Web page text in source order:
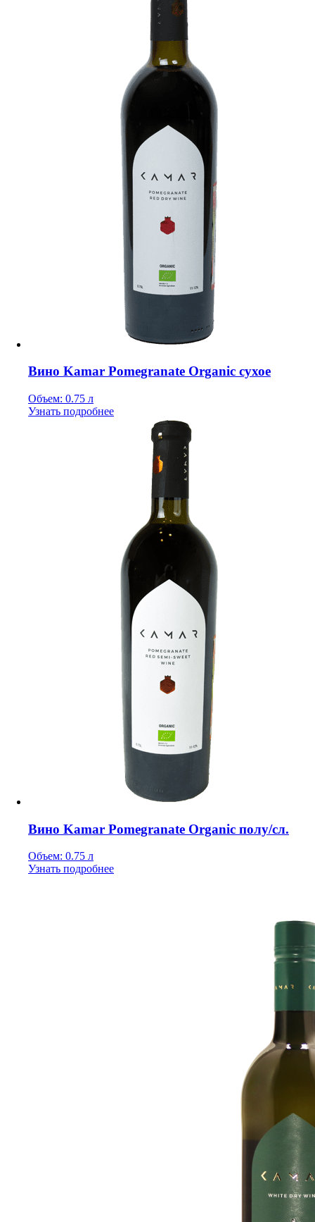
Вино Kamar Pomegranate Organic сухое
Объем: 0.75 л
Узнать подробнее
Вино Kamar Pomegranate Organic полу/сл.
Объем: 0.75 л
Узнать подробнее